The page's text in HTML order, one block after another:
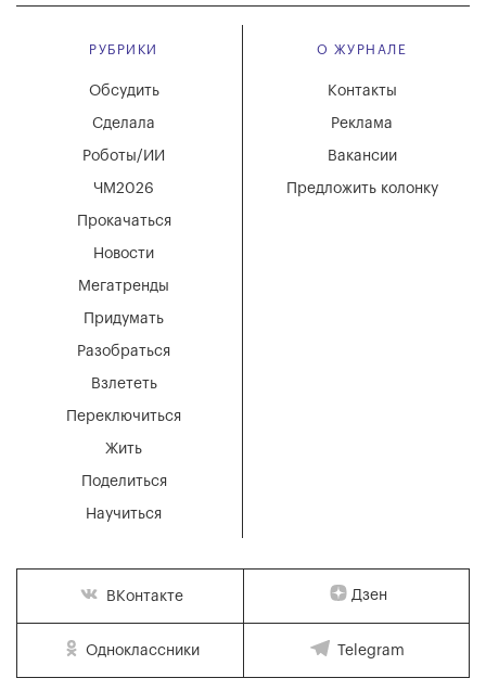
РУБРИКИ
Мегатренды
Придумать
Разобраться
Взлететь
Новости
Переключиться
Жить
Поделиться
Научиться
Обсудить
Сделала
Роботы/ИИ
ЧМ2026
Прокачаться
О ЖУРНАЛЕ
Вакансии
Реклама
Контакты
Предложить колонку
ВКонтакте Дзен
Одноклассники Telegram